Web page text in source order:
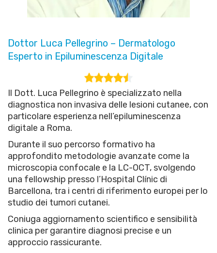
Dottor Luca Pellegrino – Dermatologo
Esperto in Epiluminescenza Digitale
Il Dott. Luca Pellegrino è specializzato nella
diagnostica non invasiva delle lesioni cutanee, con
particolare esperienza nell’epiluminescenza
digitale a Roma.
Durante il suo percorso formativo ha
approfondito metodologie avanzate come la
microscopia confocale e la LC-OCT, svolgendo
una fellowship presso l’Hospital Clínic di
Barcellona, tra i centri di riferimento europei per lo
studio dei tumori cutanei.
Coniuga aggiornamento scientifico e sensibilità
clinica per garantire diagnosi precise e un
approccio rassicurante.